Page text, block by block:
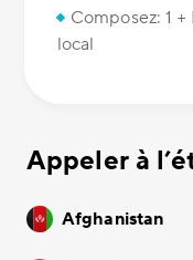
Composez: 1
local
Appeler à
Afghanistan